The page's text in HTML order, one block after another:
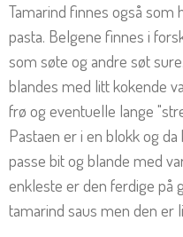
Tamarind finnes også
pasta. Belgene finnes i
som søte og andre søt
blandes med litt kokende
frø og eventuelle lange
Pastaen er i en blokk og
passe bit og blande med
enkleste er den ferdige på
tamarind saus men den er